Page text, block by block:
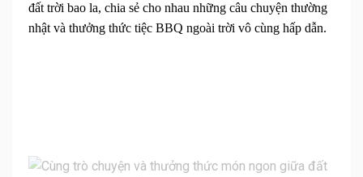
đất trời bao la, chia sẻ cho nhau những câu chuyện thường
nhật và thưởng thức tiệc BBQ ngoài trời vô cùng hấp dẫn.